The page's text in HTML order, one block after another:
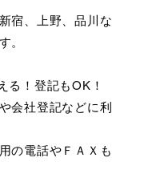
宿、上野、品川な
。
る！登記もOK！
会社登記などに利
の電話やＦＡＸも